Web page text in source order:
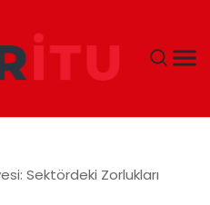
Sektördeki Zorlukları